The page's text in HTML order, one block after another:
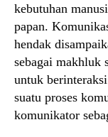
kebutuhan
papan.
hendak
sebagai makhluk
untuk
suatu proses
komunikator